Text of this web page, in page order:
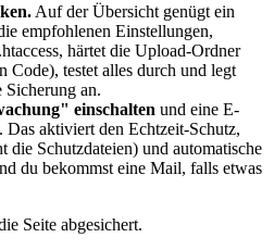
Auf der Übersicht genügt ein
empfohlenen Einstellungen,
härtet die Upload-Ordner
Code), testet alles durch und legt
Sicherung an.
einschalten und eine E-
Das aktiviert den Echtzeit-Schutz,
die Schutzdateien) und automatische
du bekommst eine Mail, falls etwas
Seite abgesichert.